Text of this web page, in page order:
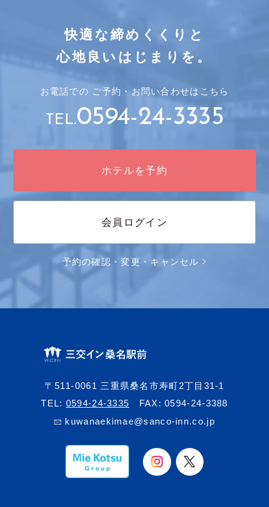
快適な締めくくりと
心地良いはじまりを。
お電話での ご予約・ お問い合わせはこちら
TEL.0594-24-3335
ホテルを予約
会員ログイン
予約の確認・変更・キャンセル
〒511-0061 三重県桑名市寿町2丁目31-1
TEL: 0594-24-3335
FAX: 0594-24-3388
kuwanaekimae@sanco-inn.co.jp